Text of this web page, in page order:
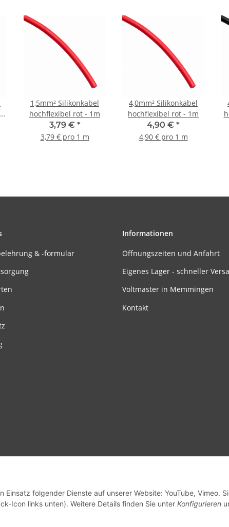
Einsatz folgender Dienste auf unserer Website: YouTube, Vimeo.
Icon links unten). Weitere Details finden Sie unter Konfigurieren
-
1,5mm² Silikonkabel
hochflexibel rot - 1m
3,79 € *
3,79 € pro 1 m
4,0mm² Silikonkabel
hochflexibel rot - 1m
4,90 € *
4,90 € pro 1 m
& -formular
Informationen
Öffnungszeiten und Anfahrt
Eigenes Lager - schneller
Voltmaster in Memmingen
Kontakt